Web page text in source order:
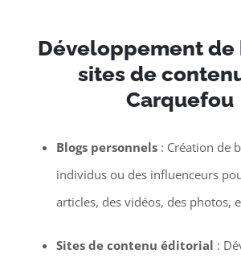
Développement de
sites de
Carquefou
Blogs personnels: Création de
individus ou des influenceurs
articles, des vidéos, des photos,
Sites de contenu éditorial :